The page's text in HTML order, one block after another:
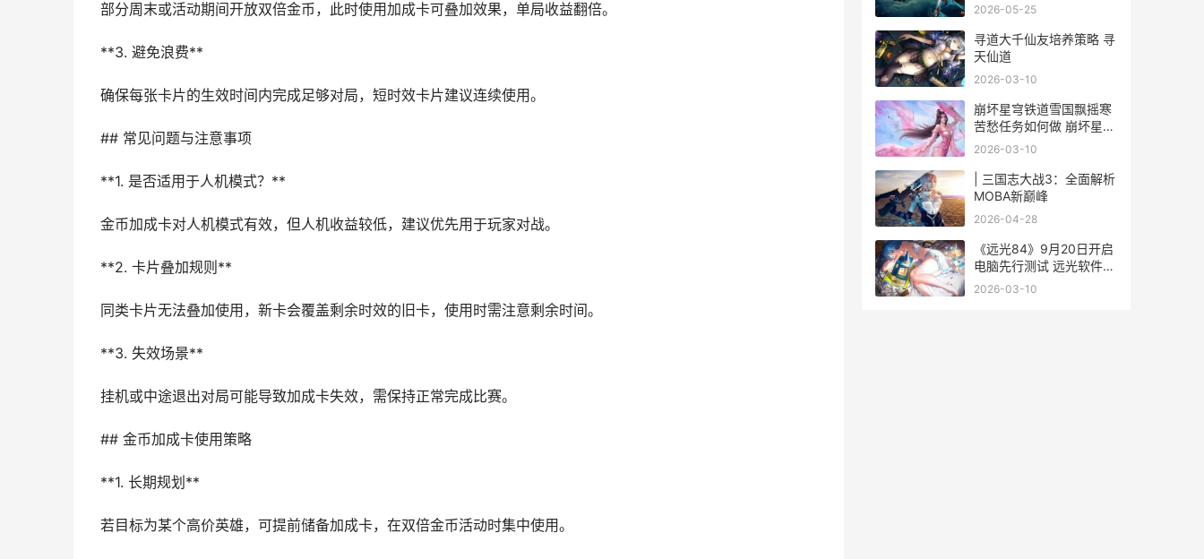
部分周末或活动期间开放双倍金币，此时使用加成卡可叠加效果，单局收益翻倍。
**3. 避免浪费**
确保每张卡片的生效时间内完成足够对局，短时效卡片建议连续使用。
## 常见问题与注意事项
**1. 是否适用于人机模式？**
金币加成卡对人机模式有效，但人机收益较低，建议优先用于玩家对战。
**2. 卡片叠加规则**
同类卡片无法叠加使用，新卡会覆盖剩余时效的旧卡，使用时需注意剩余时间。
**3. 失效场景**
挂机或中途退出对局可能导致加成卡失效，需保持正常完成比赛。
## 金币加成卡使用策略
**1. 长期规划**
若目标为某个高价英雄，可提前储备加成卡，在双倍金币活动时集中使用。
2026-05-25
寻道大千仙友培养策略 寻
天仙道
2026-03-10
崩坏星穹铁道雪国飘摇寒
苦愁任务如何做 崩坏星穹
铁道雪衣培养攻略
2026-03-10
| 三国志大战3：全面解析
MOBA新巅峰
2026-04-28
《远光84》9月20日开启
电脑先行测试 远光软件今
天有什么消息
2026-03-10